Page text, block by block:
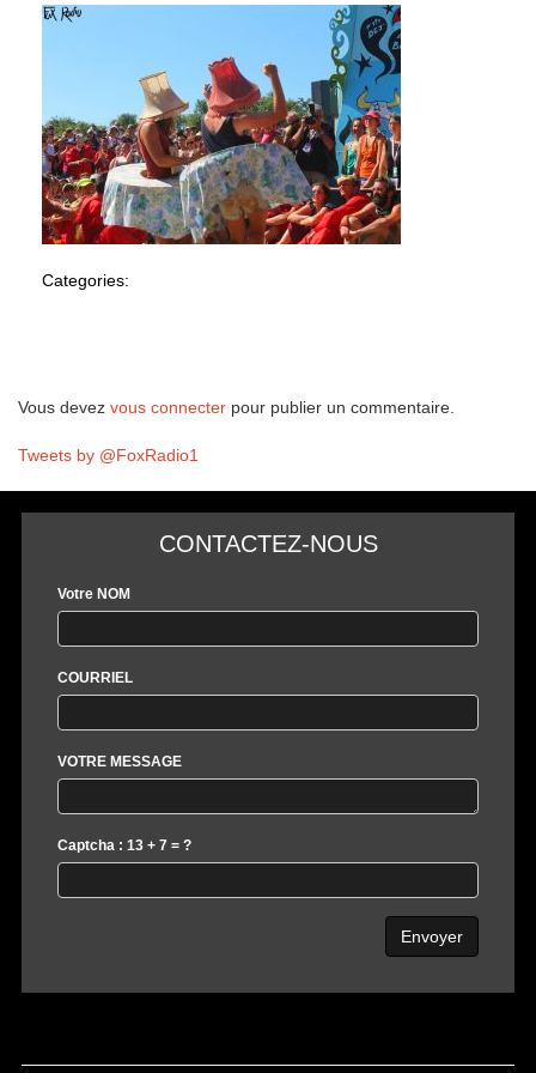
Categories:
Vous devez vous connecter pour publier un commentaire.
Tweets by @FoxRadio1
CONTACTEZ-NOUS
Votre NOM
COURRIEL
VOTRE MESSAGE
Captcha : 13 + 7 = ?
Envoyer